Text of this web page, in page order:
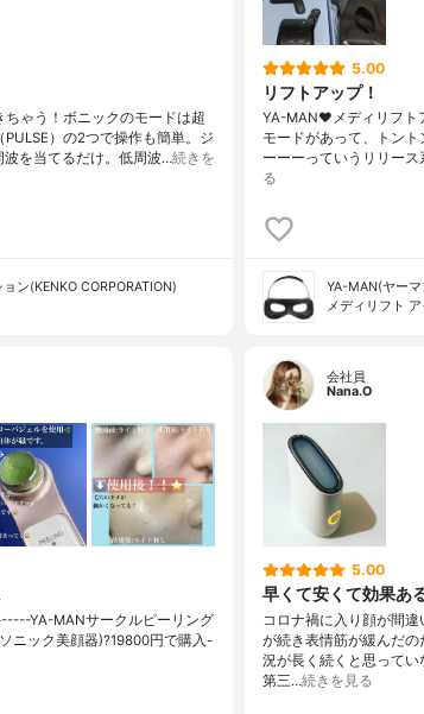
ゃう！ボニックのモードは超
）の2つで操作も簡単。ジ
を当てるだけ。低周波…続きを
ン(KENKO CORPORATION)
5.00
リフトアップ！
YA-MAN♥︎メディリフト
モードがあって、トン
ーーーっていうリリー
る
YA-MAN(ヤーマ
メディリフト ア
YA-MANサークルピーリング
ニック美顔器)?19800円で購入-
会社員
Nana.O
5.00
早くて安くて効果あ
コロナ禍に入り顔が間
が続き表情筋が緩んだ
況が長く続くと思ってい
第三…続きを見る